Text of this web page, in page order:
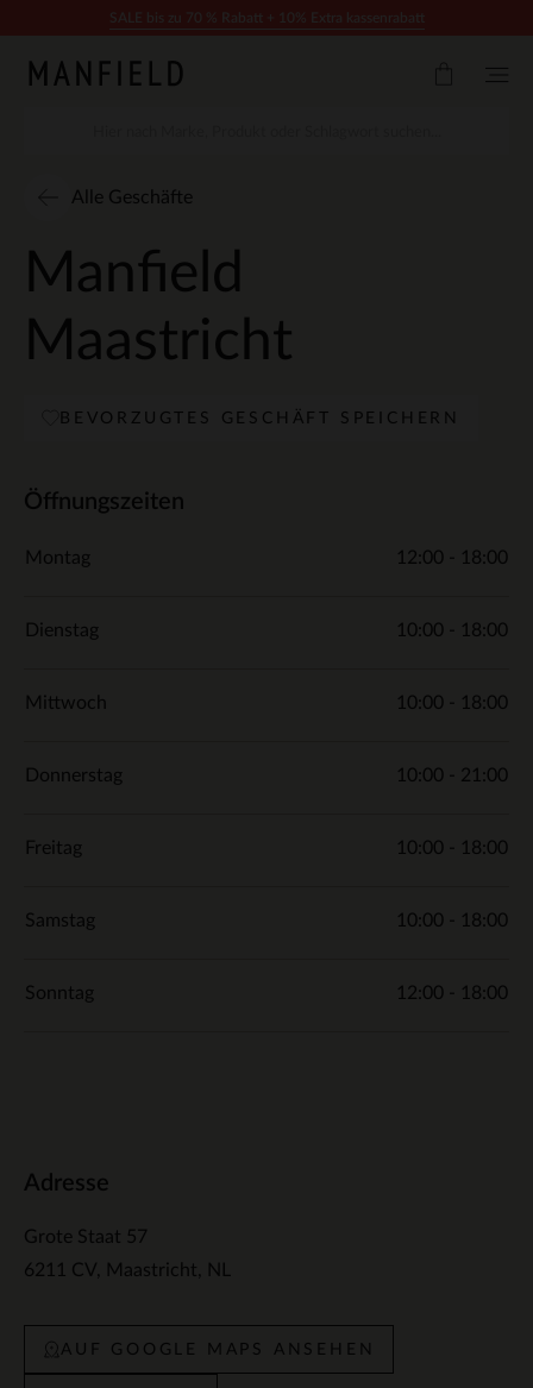
Alle Geschäfte
Manfield
Maastricht
BEVORZUGTES GESCHÄFT SPEICHERN
Öffnungszeiten
Montag 12:00 - 18:00
Dienstag 10:00 - 18:00
Mittwoch 10:00 - 18:00
Donnerstag 10:00 - 21:00
Freitag 10:00 - 18:00
Samstag 10:00 - 18:00
Sonntag 12:00 - 18:00
Adresse
Grote Staat 57
6211 CV
Maastricht NL
AUF GOOGLE MAPS ANSEHEN